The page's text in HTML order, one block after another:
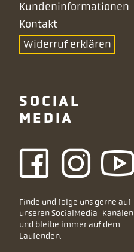
Kundeninformationen
Kontakt
Widerruf erklären
SOCIAL
MEDIA
Finde und folge uns gerne auf
unseren SocialMedia-Kanälen
und bleibe immer auf dem
Laufenden.